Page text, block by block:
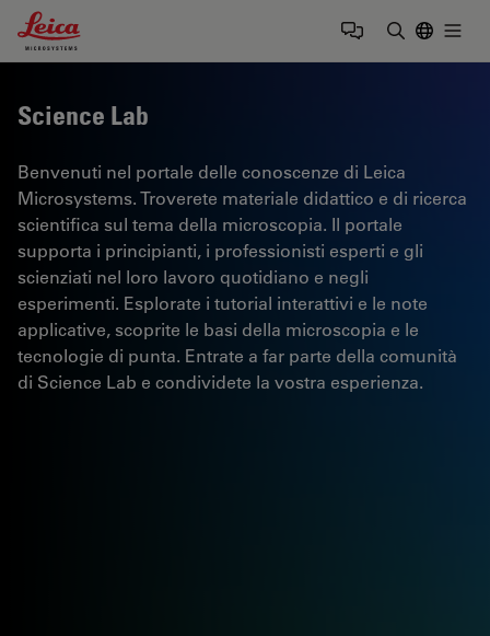
Leica Microsystems Logo
Science Lab
Benvenuti nel portale delle conoscenze di Leica
Microsystems. Troverete materiale didattico e di ricerca
scientifica sul tema della microscopia. Il portale
supporta i principianti, i professionisti esperti e gli
scienziati nel loro lavoro quotidiano e negli
esperimenti. Esplorate i tutorial interattivi e le note
applicative, scoprite le basi della microscopia e le
tecnologie di punta. Entrate a far parte della comunità
di Science Lab e condividete la vostra esperienza.